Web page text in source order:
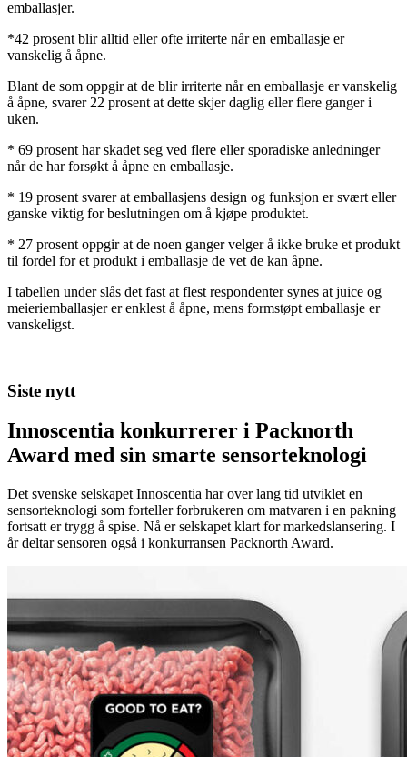
emballasjer.
*42 prosent blir alltid eller ofte irriterte når en emballasje er
vanskelig å åpne.
Blant de som oppgir at de blir irriterte når en emballasje er vanskelig
å åpne, svarer 22 prosent at dette skjer daglig eller flere ganger i
uken.
* 69 prosent har skadet seg ved flere eller sporadiske anledninger
når de har forsøkt å åpne en emballasje.
* 19 prosent svarer at emballasjens design og funksjon er svært eller
ganske viktig for beslutningen om å kjøpe produktet.
* 27 prosent oppgir at de noen ganger velger å ikke bruke et produkt
til fordel for et produkt i emballasje de vet de kan åpne.
I tabellen under slås det fast at flest respondenter synes at juice og
meieriemballasjer er enklest å åpne, mens formstøpt emballasje er
vanskeligst.
Siste nytt
Innoscentia konkurrerer i Packnorth
Award med sin smarte sensorteknologi
Det svenske selskapet Innoscentia har over lang tid utviklet en
sensorteknologi som forteller forbrukeren om matvaren i en pakning
fortsatt er trygg å spise. Nå er selskapet klart for markedslansering. I
år deltar sensoren også i konkurransen Packnorth Award.